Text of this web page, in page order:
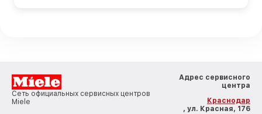
Сеть официальных сервисных центров
Miele
Адрес сервисного
центра
Краснодар
, ул. Красная, 176